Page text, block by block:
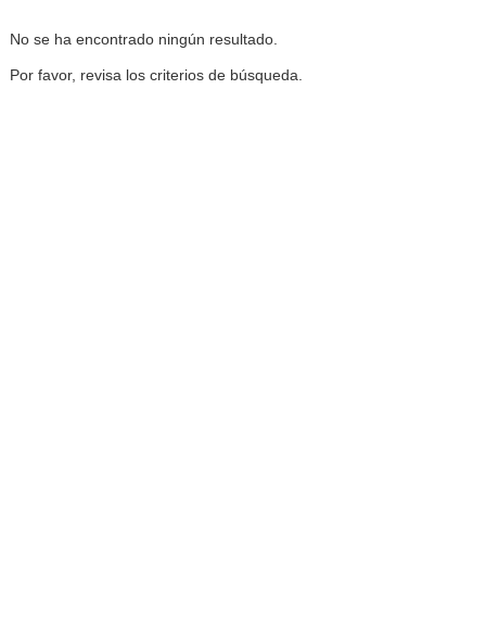
No se ha encontrado ningún resultado.
Por favor, revisa los criterios de búsqueda.